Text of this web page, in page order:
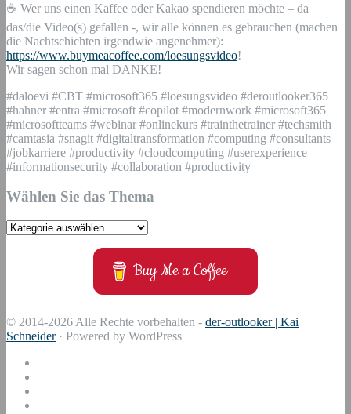
☕ Wer uns einen Kaffee oder Kakao spendieren möchte – da
das/die Video(s) gefallen -, wir alle können es gebrauchen (machen
die Nachtschichten irgendwie angenehmer):
https://www.buymeacoffee.com/loesungsvideo!
Wir sagen schon mal DANKE!
#daloevi #CBT #microsoft365 #loesungsvideo #deroutlooker365
#hahner #entra #microsoft #copilot #modernwork #microsoft365
#microsoftteams #webinar #onlinekurs #trainthetrainer #techsmith
#camtasia #snagit #digitaltransformation #computing #consultants
#jobkarriere #productivity #cloudcomputing #userexperience
#informationsecurity #collaboration #productivity
Wählen Sie das Thema
Wählen
Buy Me a Coffee
© 2014-2026 Alle Rechte vorbehalten - der-outlooker | Kai
Schneider· Powered by WordPress